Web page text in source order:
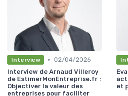
Interview • 02/04/2026
Interview de Arnaud Villeroy
de EstimerMonEntreprise.fr :
Objectiver la valeur des
entreprises pour faciliter
et